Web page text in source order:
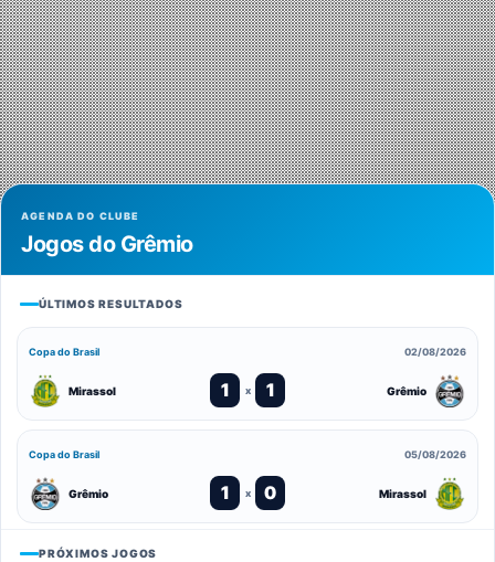
AGENDA DO CLUBE
Jogos do Grêmio
ÚLTIMOS RESULTADOS
Copa do Brasil 02/08/2026
Mirassol 1 x 1 Grêmio
Copa do Brasil 05/08/2026
Grêmio 1 x 0 Mirassol
PRÓXIMOS JOGOS